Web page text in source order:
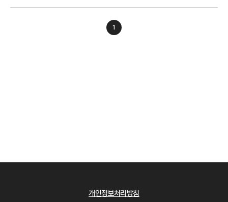
1
개인정보처리방침